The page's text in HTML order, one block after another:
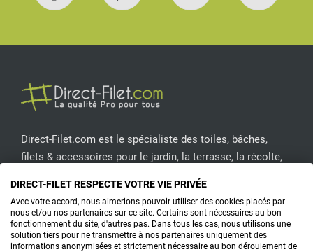
Direct-Filet.com est le spécialiste des toiles, bâches,
filets & accessoires pour le jardin, la terrasse, la récolte,
CONTACTEZ-NOUS
DIRECT-FILET RESPECTE VOTRE VIE PRIVÉE
Avec votre accord, nous aimerions pouvoir utiliser des cookies placés par
nous et/ou nos partenaires sur ce site. Certains sont nécessaires au bon
fonctionnement du site, d'autres pas. Dans tous les cas, nous utilisons une
solution tiers pour ne transmettre à nos partenaires uniquement des
informations anonymisées et strictement nécessaire au bon déroulement de